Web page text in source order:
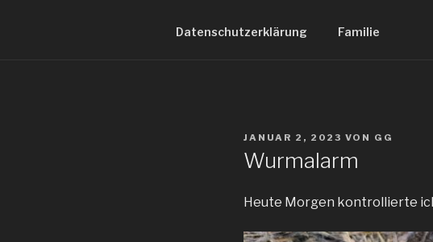
Datenschutzerklärung Familie
VERÖFFENTLICHT
JANUAR 2, 2023 VON GG
Wurmalarm
Heute Morgen kontrollierte